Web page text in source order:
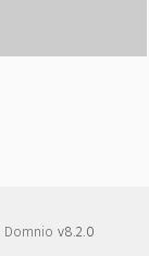
Domnio v8.2.0